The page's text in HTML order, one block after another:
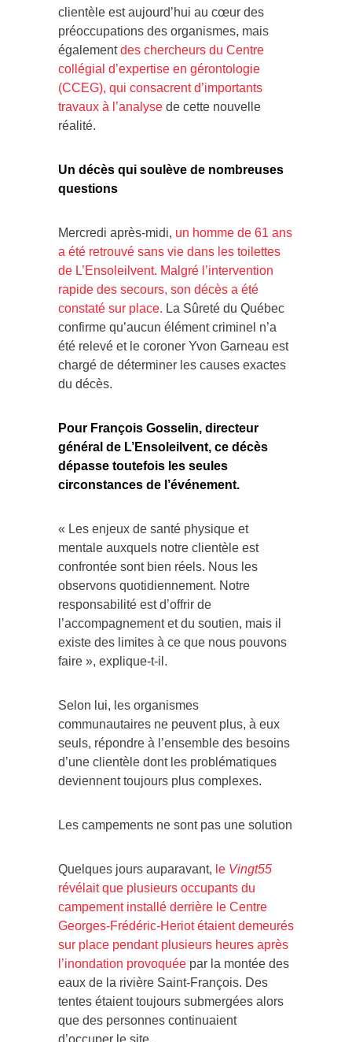
clientèle est aujourd’hui au cœur des
préoccupations des organismes, mais
égalementdes chercheurs du Centre
collégial d’expertise en gérontologie
(CCEG), qui consacrent d’importants
travaux à l’analyse de cette nouvelle
réalité.
Un décès qui soulève de nombreuses
questions
Mercredi après-midi, un homme de 61 ans
a été retrouvé sans vie dans les toilettes
de L’Ensoleilvent. Malgré l’intervention
rapide des secours, son décès a été
constaté sur place. La Sûreté du Québec
confirme qu’aucun élément criminel n’a
été relevé et le coroner Yvon Garneau est
chargé de déterminer les causes exactes
du décès.
Pour François Gosselin, directeur
général de L’Ensoleilvent, ce décès
dépasse toutefois les seules
circonstances de l’événement.
« Les enjeux de santé physique et
mentale auxquels notre clientèle est
confrontée sont bien réels. Nous les
observons quotidiennement. Notre
responsabilité est d’offrir de
l’accompagnement et du soutien, mais il
existe des limites à ce que nous pouvons
faire », explique-t-il.
Selon lui, les organismes
communautaires ne peuvent plus, à eux
seuls, répondre à l’ensemble des besoins
d’une clientèle dont les problématiques
deviennent toujours plus complexes.
Les campements ne sont pas une solution
Quelques jours auparavant, le Vingt55
révélait que plusieurs occupants du
campement installé derrière le Centre
Georges-Frédéric-Heriot étaient demeurés
sur place pendant plusieurs heures après
l’inondation provoquée par la montée des
eaux de la rivière Saint-François. Des
tentes étaient toujours submergées alors
que des personnes continuaient
d’occuper le site.